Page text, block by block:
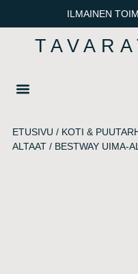
ILMAINEN
ETUSIVU / KOTI &
ALTAAT/ BESTWAY UIMA-